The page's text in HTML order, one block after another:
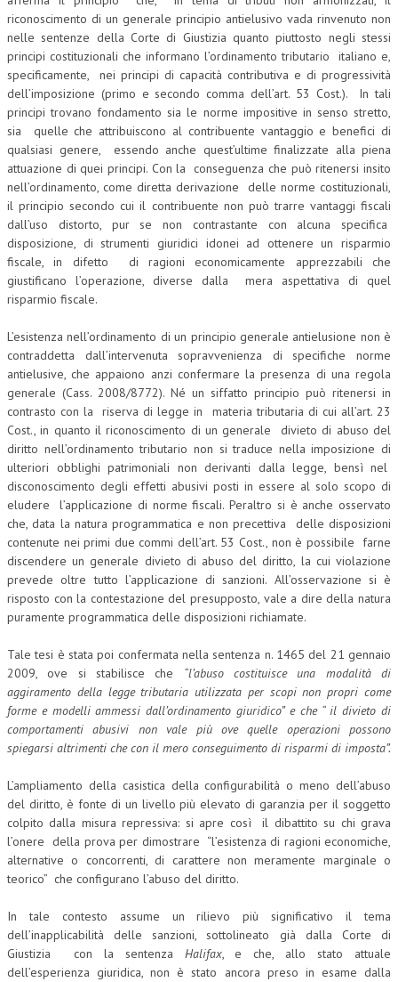
riconoscimento di un generale principio antielusivo vada rinvenuto non
nelle sentenze della Corte di Giustizia quanto piuttosto negli stessi
principi costituzionali che informano l’ordinamento tributario italiano e,
specificamente, nei principi di capacità contributiva e di progressività
dell’imposizione (primo e secondo comma dell’art. 53 Cost.). In tali
principi trovano fondamento sia le norme impositive in senso stretto,
sia quelle che attribuiscono al contribuente vantaggio e benefici di
qualsiasi genere, essendo anche quest’ultime finalizzate alla piena
attuazione di quei principi. Con la conseguenza che può ritenersi insito
nell’ordinamento, come diretta derivazione delle norme costituzionali,
il principio secondo cui il contribuente non può trarre vantaggi fiscali
dall’uso distorto, pur se non contrastante con alcuna specifica
disposizione, di strumenti giuridici idonei ad ottenere un risparmio
fiscale, in difetto di ragioni economicamente apprezzabili che
giustificano l’operazione, diverse dalla mera aspettativa di quel
risparmio fiscale.
L’esistenza nell’ordinamento di un principio generale antielusione non è
contraddetta dall’intervenuta sopravvenienza di specifiche norme
antielusive, che appaiono anzi confermare la presenza di una regola
generale (Cass. 2008/8772). Né un siffatto principio può ritenersi in
contrasto con la riserva di legge in materia tributaria di cui all’art. 23
Cost., in quanto il riconoscimento di un generale divieto di abuso del
diritto nell’ordinamento tributario non si traduce nella imposizione di
ulteriori obblighi patrimoniali non derivanti dalla legge, bensì nel
disconoscimento degli effetti abusivi posti in essere al solo scopo di
eludere l’applicazione di norme fiscali. Peraltro si è anche osservato
che, data la natura programmatica e non precettiva delle disposizioni
contenute nei primi due commi dell’art. 53 Cost., non è possibile farne
discendere un generale divieto di abuso del diritto, la cui violazione
prevede oltre tutto l’applicazione di sanzioni. All’osservazione si è
risposto con la contestazione del presupposto, vale a dire della natura
puramente programmatica delle disposizioni richiamate.
Tale tesi è stata poi confermata nella sentenza n. 1465 del 21 gennaio
2009, ove si stabilisce che “l’abuso costituisce una modalità di
aggiramento della legge tributaria utilizzata per scopi non propri come
forme e modelli ammessi dall’ordinamento giuridico” e che “ il divieto di
comportamenti abusivi non vale più ove quelle operazioni possono
spiegarsi altrimenti che con il mero conseguimento di risparmi di imposta”.
L’ampliamento della casistica della configurabilità o meno dell’abuso
del diritto, è fonte di un livello più elevato di garanzia per il soggetto
colpito dalla misura repressiva: si apre così il dibattito su chi grava
l’onere della prova per dimostrare “l’esistenza di ragioni economiche,
alternative o concorrenti, di carattere non meramente marginale o
teorico” che configurano l’abuso del diritto.
In tale contesto assume un rilievo più significativo il tema
dell’inapplicabilità delle sanzioni, sottolineato già dalla Corte di
Giustizia con la sentenza Halifax, e che, allo stato attuale
dell’esperienza giuridica, non è stato ancora preso in esame dalla